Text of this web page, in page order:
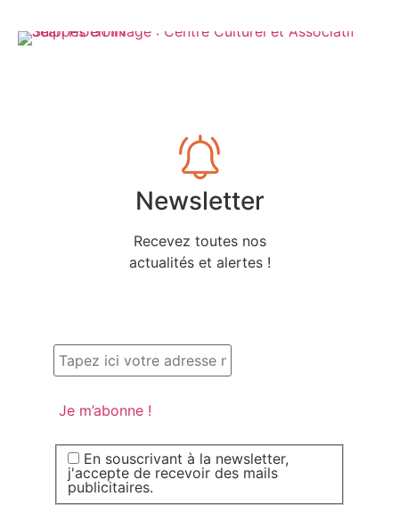
Newsletter
Recevez toutes nos
actualités et alertes !
En souscrivant à la newsletter,
j'accepte de recevoir des mails
publicitaires.